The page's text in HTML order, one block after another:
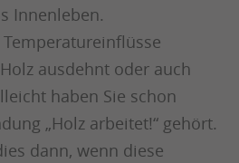
Innenleben.
ausdehnt oder auch
haben Sie schon
„Holz arbeitet!“ gehört.
dann, wenn diese